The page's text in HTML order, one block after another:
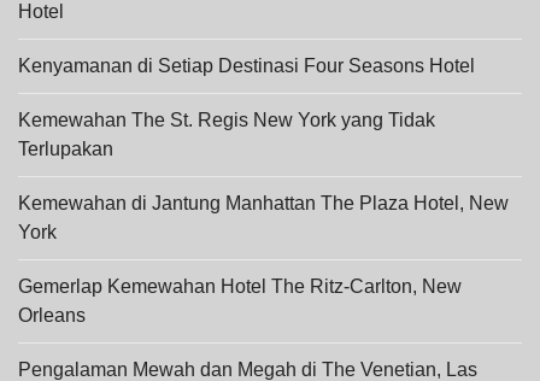
Hotel
Kenyamanan di Setiap Destinasi Four Seasons Hotel
Kemewahan The St. Regis New York yang Tidak
Terlupakan
Kemewahan di Jantung Manhattan The Plaza Hotel, New
York
Gemerlap Kemewahan Hotel The Ritz-Carlton, New
Orleans
Pengalaman Mewah dan Megah di The Venetian, Las